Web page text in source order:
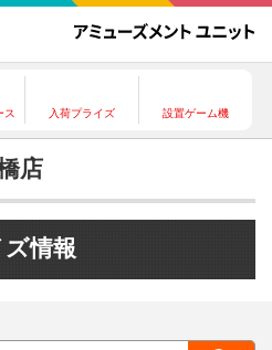
ス 入荷プライズ 設置ゲーム機
店
情報